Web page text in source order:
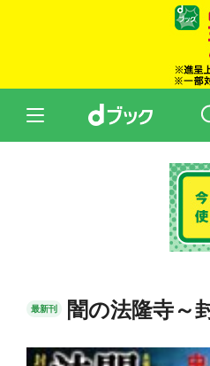
最新刊 闇の法隆寺～